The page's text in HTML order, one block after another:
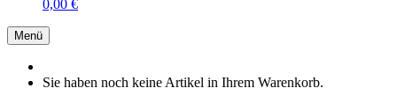
0,00 €
Menü
Sie haben noch keine Artikel in Ihrem Warenkorb.